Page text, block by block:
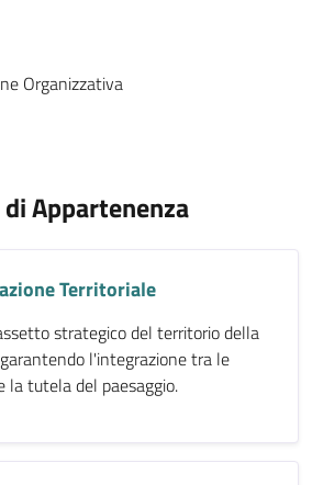
Organizzativa
Appartenenza
Territoriale
strategico del territorio della
l'integrazione tra le
la tutela del paesaggio.